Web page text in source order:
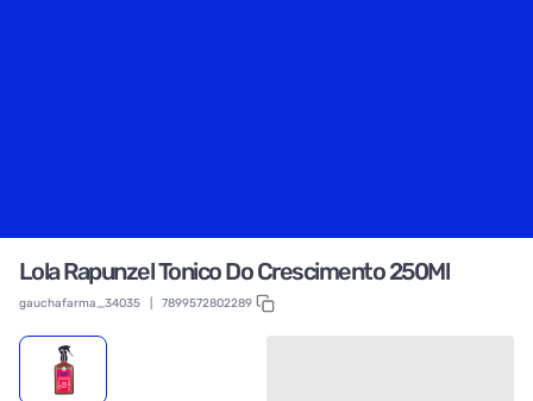
Lola Rapunzel Tonico Do Crescimento 250Ml
gauchafarma_34035 7899572802289